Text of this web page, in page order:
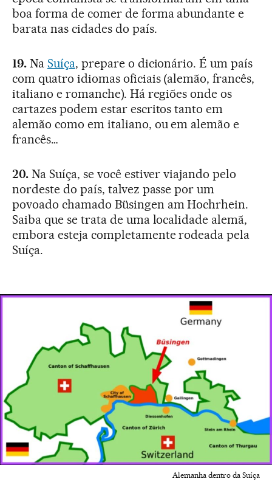
boa forma de comer de forma abundante e
barata nas cidades do país.
19.Na Suíça, prepare o dicionário. É um país
com quatro idiomas oficiais (alemão, francês,
italiano e romanche). Há regiões onde os
cartazes podem estar escritos tanto em
alemão como em italiano, ou em alemão e
francês…
20.Na Suíça, se você estiver viajando pelo
nordeste do país, talvez passe por um
povoado chamado Büsingen am Hochrhein.
Saiba que se trata de uma localidade alemã,
embora esteja completamente rodeada pela
Suíça.
Alemanha dentro da Suíça